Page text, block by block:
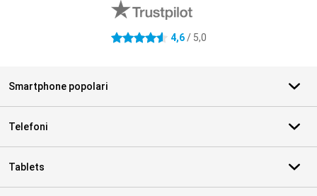
4.6 stelle 4,6/ 5,0
Smartphone popolari
Telefoni
Tablets